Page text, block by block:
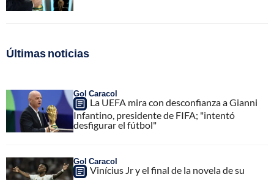
Últimas noticias
Gol Caracol
La UEFA mira con desconfianza a Gianni
Infantino, presidente de FIFA; "intentó
desfigurar el fútbol"
Gol Caracol
Vinícius Jr y el final de la novela de su